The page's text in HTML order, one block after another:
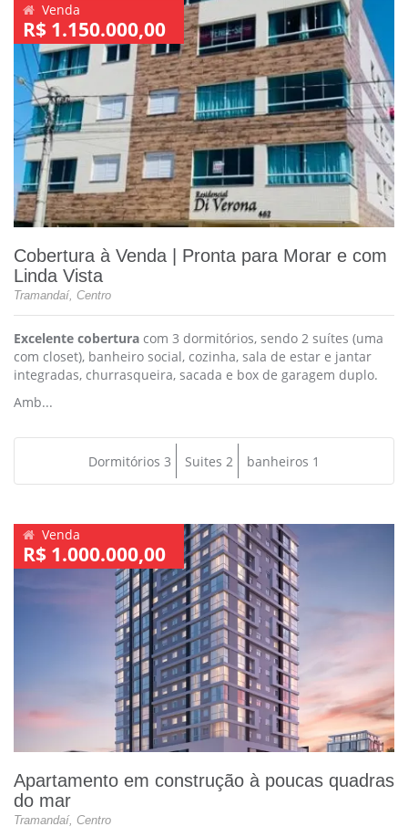
Venda
R$ 1.150.000,00
Cobertura à Venda | Pronta para Morar e com
Linda Vista
Tramandaí, Centro
Excelente cobertura com 3 dormitórios, sendo 2 suítes (uma
com closet), banheiro social, cozinha, sala de estar e jantar
integradas, churrasqueira, sacada e box de garagem duplo.
Amb...
Dormitórios 3 Suites 2 banheiros 1
Venda
R$ 1.000.000,00
Apartamento em construção à poucas quadras
do mar
Tramandaí, Centro